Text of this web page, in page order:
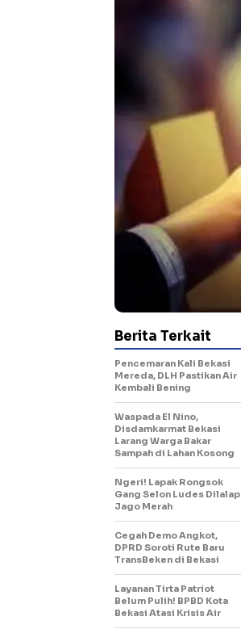
Berita Terkait
Pencemaran Kali Bekasi
Mereda, DLH Pastikan Air
Kembali Bening
Waspada El Nino,
Disdamkarmat Bekasi
Larang Warga Bakar
Sampah di Lahan Kosong
Ngeri! Lapak Rongsok
Gang Selon Ludes Dilalap
Jago Merah
Cegah Demo Angkot,
DPRD Soroti Rute Baru
TransBeken di Bekasi
Layanan Tirta Patriot
Belum Pulih! BPBD Kota
Bekasi Atasi Krisis Air